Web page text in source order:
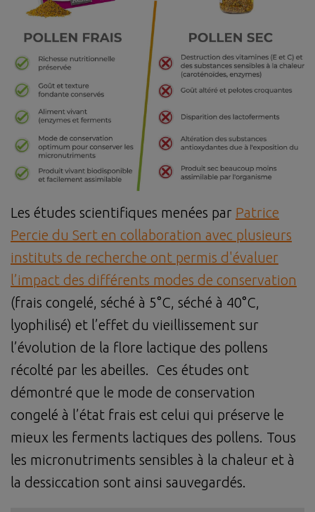
Les études scientifiques menées par Patrice
Percie du Sert en collaboration avec plusieurs
instituts de recherche ont permis d'évaluer
l’impact des différents modes de conservation
(frais congelé, séché à 5°C, séché à 40°C,
lyophilisé) et l’effet du vieillissement sur
l’évolution de la flore lactique des pollens
récolté par les abeilles. Ces études ont
démontré que le mode de conservation
congelé à l’état frais est celui qui préserve le
mieux les ferments lactiques des pollens. Tous
les micronutriments sensibles à la chaleur et à
la dessiccation sont ainsi sauvegardés.